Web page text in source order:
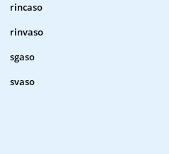
rincaso
rinvaso
sgaso
svaso